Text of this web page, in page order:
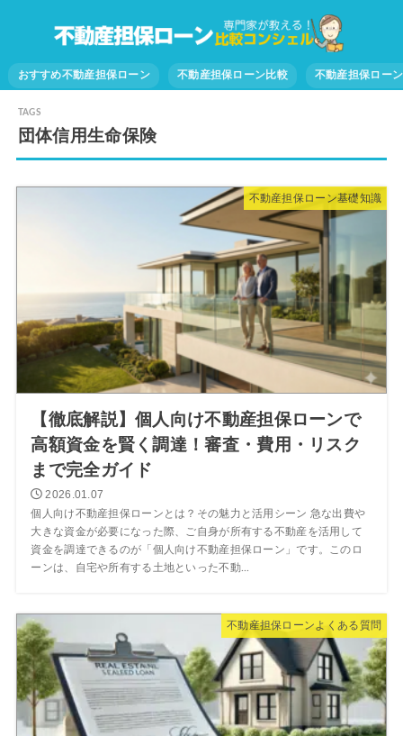
おすすめ不動産担保ローン 不動産担保ローン比較 不動産担保ロー
団体信用生命保険
不動産担保ローン基礎知識
【徹底解説】個人向け不動産担保ローンで
高額資金を賢く調達！審査・費用・リスク
まで完全ガイド
2026.01.07
個人向け不動産担保ローンとは？その魅力と活用シーン 急な出費や
大きな資金が必要になった際、ご自身が所有する不動産を活用して
資金を調達できるのが「個人向け不動産担保ローン」です。このロ
ーンは、自宅や所有する土地といった不動...
不動産担保ローンよくある質問